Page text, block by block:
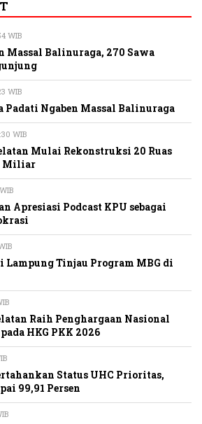
WIB
Massal Balinuraga, 270 Sawa
WIB
Padati Ngaben Massal Balinuraga
WIB
Mulai Rekonstruksi 20 Ruas
Miliar
Apresiasi Podcast KPU sebagai
Lampung Tinjau Program MBG di
Raih Penghargaan Nasional
HKG PKK 2026
Status UHC Prioritas,
99,91 Persen